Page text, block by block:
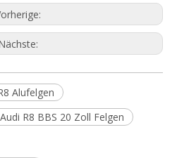
Alufelgen
Audi R8 BBS 20 Zoll Felgen